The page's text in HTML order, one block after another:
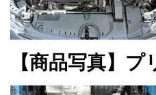
【商品写真】プ